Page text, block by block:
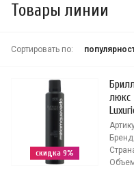
Товары линии
Сортировать по:
скидка 9%
люкс
Бренд: